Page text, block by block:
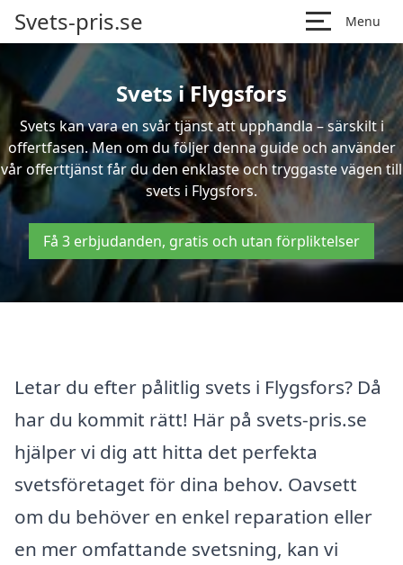
Svets-pris.se Menu
Svets i Flygsfors
Svets kan vara en svår tjänst att upphandla – särskilt i
offertfasen. Men om du följer denna guide och använder
vår offerttjänst får du den enklaste och tryggaste vägen till
svets i Flygsfors.
Få 3 erbjudanden, gratis och utan förpliktelser
Letar du efter pålitlig svets i Flygsfors? Då
har du kommit rätt! Här på svets-pris.se
hjälper vi dig att hitta det perfekta
svetsföretaget för dina behov. Oavsett
om du behöver en enkel reparation eller
en mer omfattande svetsning, kan vi